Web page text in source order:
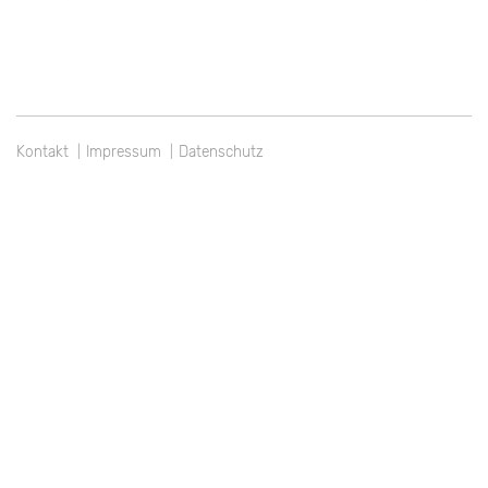
Kontakt Impressum Datenschutz